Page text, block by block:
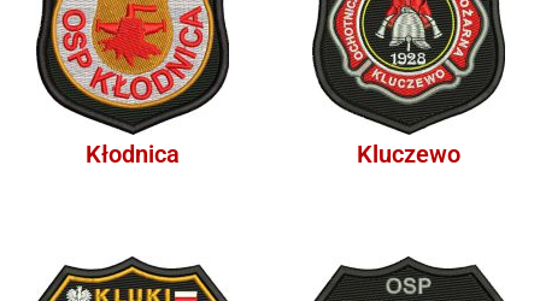
Kłodnica Kluczewo